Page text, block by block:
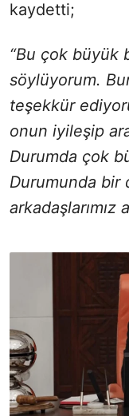
kaydetti;
“Bu çok büyük
söylüyorum.
teşekkür
onun iyileşip
Durumda çok
Durumunda bir
arkadaşlarımız